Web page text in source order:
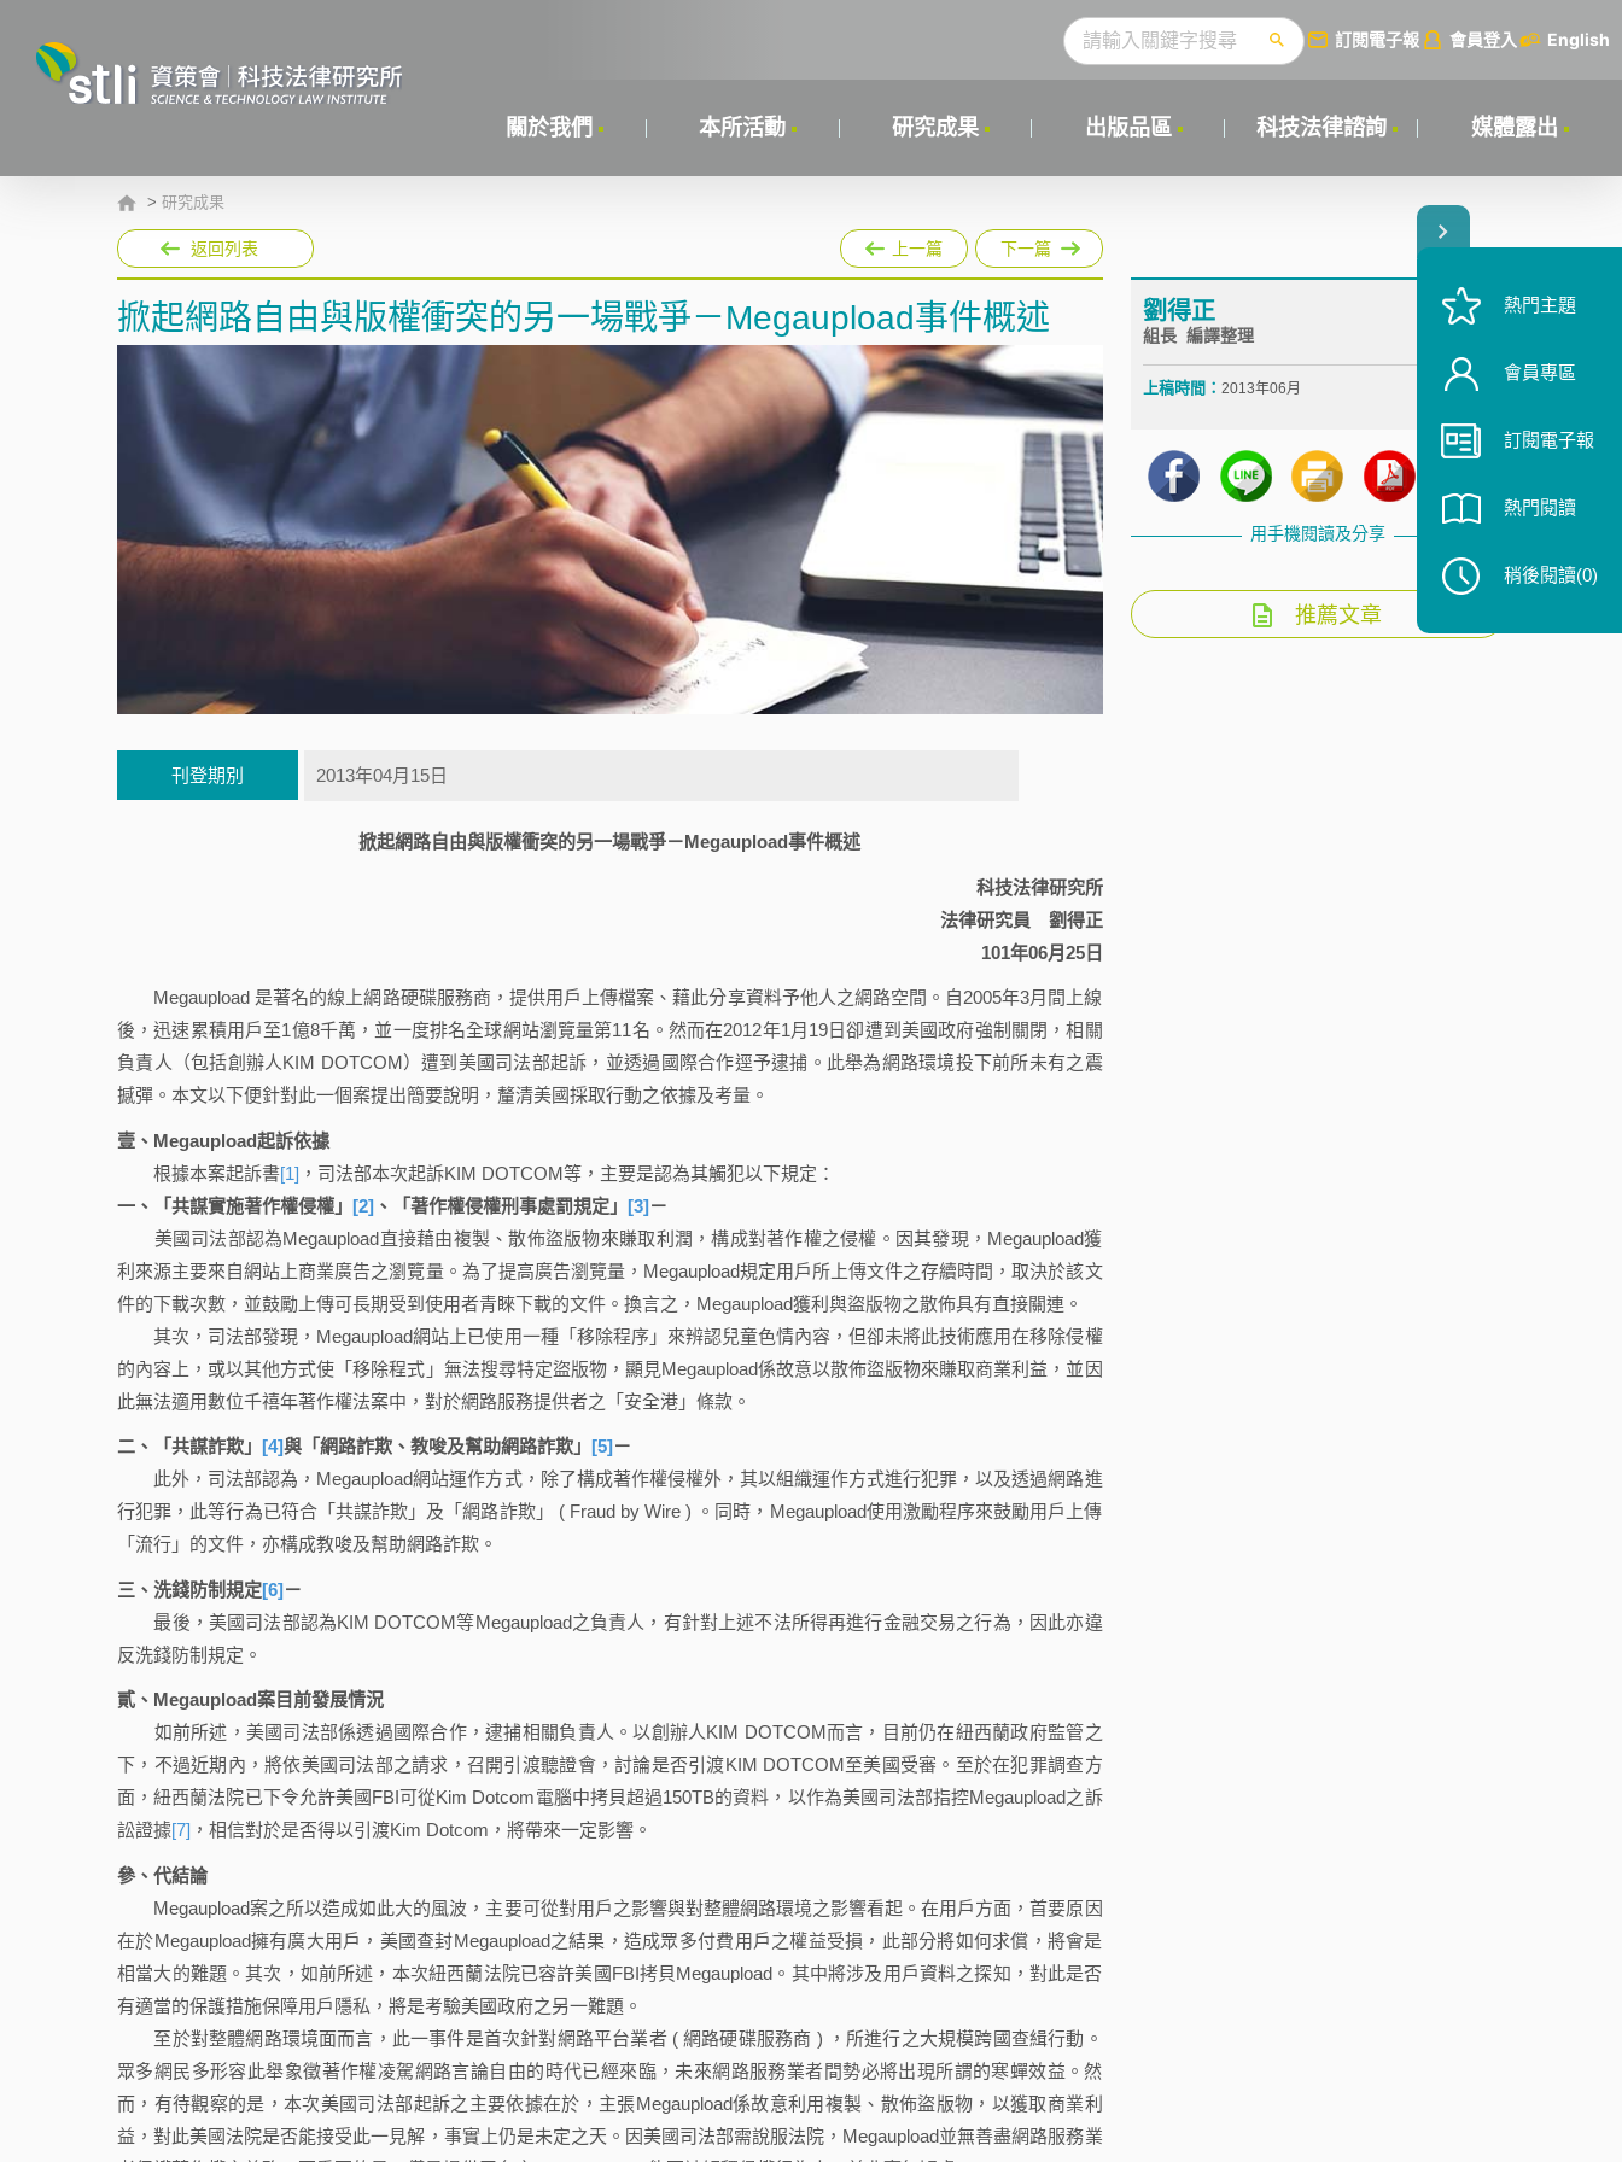
訂閱電子報 會員登入 English
關於我們 本所活動 研究成果 出版品區 科技法律諮詢 媒體露出
> 研究成果
返回列表 上一篇 下一篇
掀起網路自由與版權衝突的另一場戰爭－Megaupload事件概述
刊登期別 2013年04月15日
掀起網路自由與版權衝突的另一場戰爭－Megaupload事件概述
科技法律研究所
法律研究員 劉得正
101年06月25日
Megaupload 是著名的線上網路硬碟服務商，提供用戶上傳檔案、藉此分享資料予他人之網路空間。自2005年3月間上線
後，迅速累積用戶至1億8千萬，並一度排名全球網站瀏覽量第11名。然而在2012年1月19日卻遭到美國政府強制關閉，相關
負責人（包括創辦人KIM DOTCOM）遭到美國司法部起訴，並透過國際合作逕予逮捕。此舉為網路環境投下前所未有之震
撼彈。本文以下便針對此一個案提出簡要說明，釐清美國採取行動之依據及考量。
壹、Megaupload起訴依據
根據本案起訴書[1] ，司法部本次起訴KIM DOTCOM等，主要是認為其觸犯以下規定：
一、「共謀實施著作權侵權」 [2] 、「著作權侵權刑事處罰規定」 [3]－
美國司法部認為Megaupload直接藉由複製、散佈盜版物來賺取利潤，構成對著作權之侵權。因其發現，Megaupload獲
利來源主要來自網站上商業廣告之瀏覽量。為了提高廣告瀏覽量，Megaupload規定用戶所上傳文件之存續時間，取決於該文
件的下載次數，並鼓勵上傳可長期受到使用者青睞下載的文件。換言之，Megaupload獲利與盜版物之散佈具有直接關連。
其次，司法部發現，Megaupload網站上已使用一種「移除程序」來辨認兒童色情內容，但卻未將此技術應用在移除侵權
的內容上，或以其他方式使「移除程式」無法搜尋特定盜版物，顯見Megaupload係故意以散佈盜版物來賺取商業利益，並因
此無法適用數位千禧年著作權法案中，對於網路服務提供者之「安全港」條款。
二、「共謀詐欺」 [4]與「網路詐欺、教唆及幫助網路詐欺」 [5]－
此外，司法部認為，Megaupload網站運作方式，除了構成著作權侵權外，其以組織運作方式進行犯罪，以及透過網路進
行犯罪，此等行為已符合「共謀詐欺」及「網路詐欺」 ( Fraud by Wire ) 。同時，Megaupload使用激勵程序來鼓勵用戶上傳
「流行」的文件，亦構成教唆及幫助網路詐欺。
三、洗錢防制規定[6]－
最後，美國司法部認為KIM DOTCOM等Megaupload之負責人，有針對上述不法所得再進行金融交易之行為，因此亦違
反洗錢防制規定。
貳、Megaupload案目前發展情況
如前所述，美國司法部係透過國際合作，逮捕相關負責人。以創辦人KIM DOTCOM而言，目前仍在紐西蘭政府監管之
下，不過近期內，將依美國司法部之請求，召開引渡聽證會，討論是否引渡KIM DOTCOM至美國受審。至於在犯罪調查方
面，紐西蘭法院已下令允許美國FBI可從Kim Dotcom電腦中拷貝超過150TB的資料，以作為美國司法部指控Megaupload之訴
訟證據[7] ，相信對於是否得以引渡Kim Dotcom，將帶來一定影響。
參、代結論
Megaupload案之所以造成如此大的風波，主要可從對用戶之影響與對整體網路環境之影響看起。在用戶方面，首要原因
在於Megaupload擁有廣大用戶，美國查封Megaupload之結果，造成眾多付費用戶之權益受損，此部分將如何求償，將會是
相當大的難題。其次，如前所述，本次紐西蘭法院已容許美國FBI拷貝Megaupload。其中將涉及用戶資料之探知，對此是否
有適當的保護措施保障用戶隱私，將是考驗美國政府之另一難題。
至於對整體網路環境面而言，此一事件是首次針對網路平台業者 ( 網路硬碟服務商 ) ，所進行之大規模跨國查緝行動。
眾多網民多形容此舉象徵著作權凌駕網路言論自由的時代已經來臨，未來網路服務業者間勢必將出現所謂的寒蟬效益。然
而，有待觀察的是，本次美國司法部起訴之主要依據在於，主張Megaupload係故意利用複製、散佈盜版物，以獲取商業利
益，對此美國法院是否能接受此一見解，事實上仍是未定之天。因美國司法部需說服法院，Megaupload並無善盡網路服務業
劉得正
組長 編譯整理
上稿時間： 2013年06月
用手機閱讀及分享
推薦文章
熱門主題
會員專區
訂閱電子報
熱門閱讀
稍後閱讀(0)